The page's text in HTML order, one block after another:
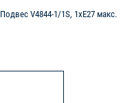
Подвес V4844-1/1S, 1xE27 макс.